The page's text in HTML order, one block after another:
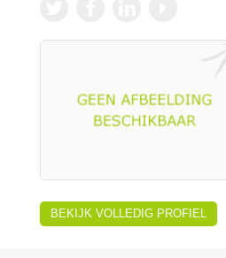
BEKIJK VOLLEDIG PROFIEL